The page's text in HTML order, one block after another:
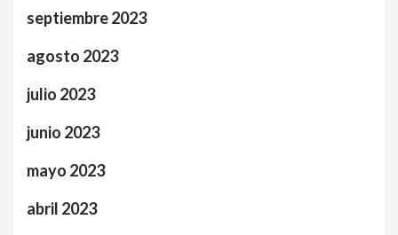
septiembre 2023
agosto 2023
julio 2023
junio 2023
mayo 2023
abril 2023